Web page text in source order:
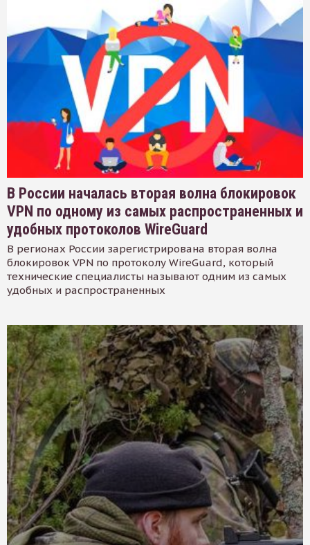
В России началась вторая волна блокировок
VPN по одному из самых распространенных и
удобных протоколов WireGuard
В регионах России зарегистрирована вторая волна
блокировок VPN по протоколу WireGuard, который
технические специалисты называют одним из самых
удобных и распространенных